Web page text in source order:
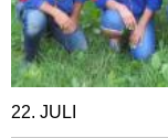
22. JULI